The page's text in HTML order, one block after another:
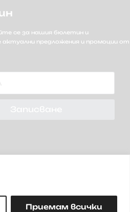
Приемам всички
се за нашия бюлетин и
актуални предложения и промоции от